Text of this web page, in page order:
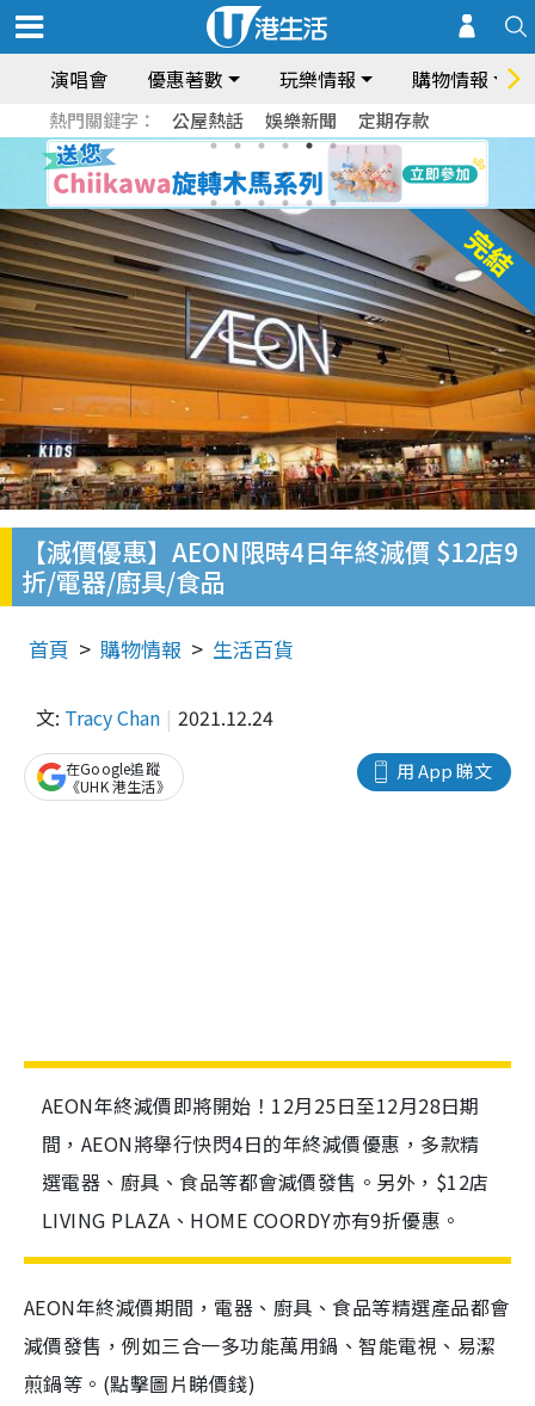
演唱會 優惠著數 玩樂情報 購物情報
熱門關鍵字： 公屋熱話 娛樂新聞 定期存款
【減價優惠】AEON限時4日年終減價 $12店9
折/電器/廚具/食品
首頁 購物情報 生活百貨
文: Tracy Chan 2021.12.24
用 App 睇文
在Google追蹤
《UHK 港生活》
AEON年終減價即將開始！12月25日至12月28日期
間，AEON將舉行快閃4日的年終減價優惠，多款精
選電器、廚具、食品等都會減價發售。另外，$12店
LIVING PLAZA、HOME COORDY亦有9折優惠。
AEON年終減價期間，電器、廚具、食品等精選產品都會
減價發售，例如三合一多功能萬用鍋、智能電視、易潔
煎鍋等。(點擊圖片睇價錢)